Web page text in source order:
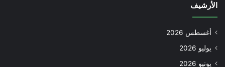
الأرشيف
أغسطس 2026
يوليو 2026
يونيو 2026